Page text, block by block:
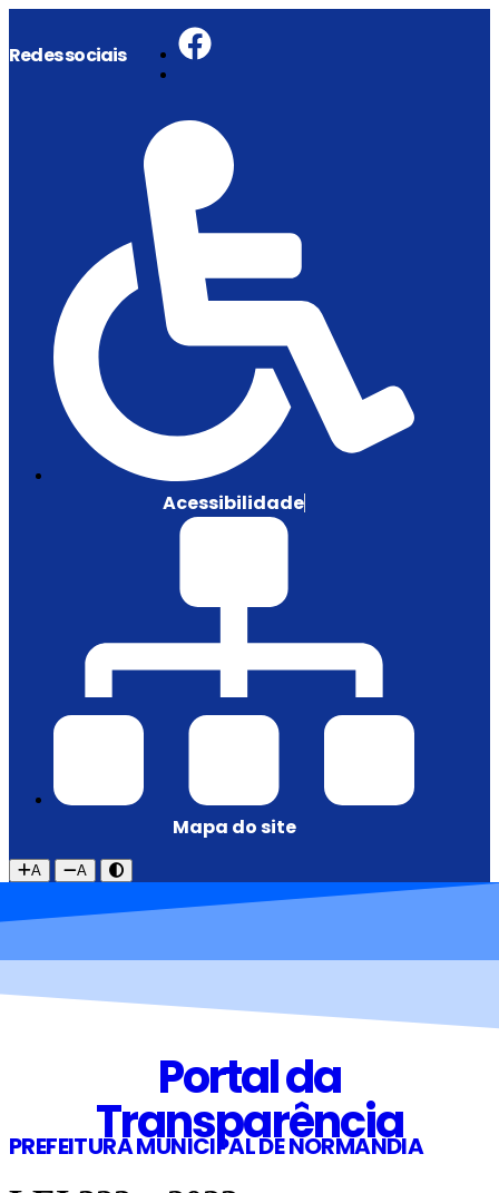
Redes sociais
Acessibilidade
Mapa do site
A A
Portal da
Transparência
PREFEITURA MUNICIPAL DE NORMANDIA